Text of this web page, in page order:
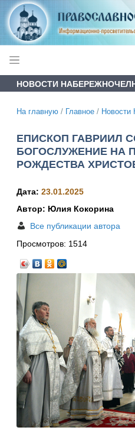
НОВОСТИ
На главную / Главное / Новости
ЕПИСКОП ГАВРИИЛ
БОГОСЛУЖЕНИЕ НА
РОЖДЕСТВА
Дата: 23.01.2025
Автор: Юлия Кокорина
Все публикации автора
Просмотров: 1514